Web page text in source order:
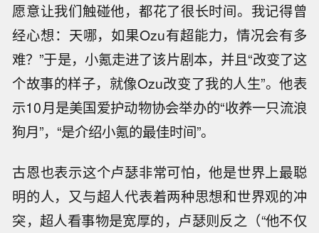
愿意让我们触碰他，都花了很长时间。我记得曾
经心想：天哪，如果Ozu有超能力，情况会有多
难？”于是，小氪走进了该片剧本，并且“改变了这
个故事的样子，就像Ozu改变了我的人生”。他表
示10月是美国爱护动物协会举办的“收养一只流浪
狗月”，“是介绍小氪的最佳时间”。
古恩也表示这个卢瑟非常可怕，他是世界上最聪
明的人，又与超人代表着两种思想和世界观的冲
突，超人看事物是宽厚的，卢瑟则反之（“他不仅